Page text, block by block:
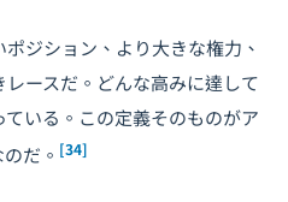
ジション、より大きな権力、
ースだ。どんな高みに達して
いる。この定義そのものがア
だ。 [34]